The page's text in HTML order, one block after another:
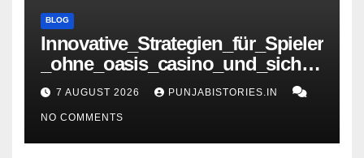
BLOG
Innovative_Strategien_für_Spieler
_ohne_oasis_casino_und_sicher
e_Gewinnchancen – копія
7 AUGUST 2026 PUNJABISTORIES.IN
NO COMMENTS